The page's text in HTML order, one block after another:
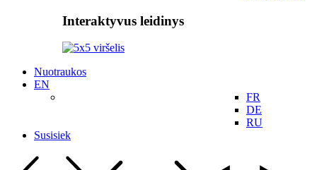
Interaktyvus leidinys
Nuotraukos
EN
FR
DE
RU
Susisiek